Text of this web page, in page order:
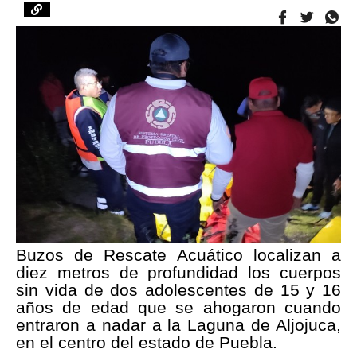
Buzos de Rescate Acuático localizan a
diez metros de profundidad los cuerpos
sin vida de dos adolescentes de 15 y 16
años de edad que se ahogaron cuando
entraron a nadar a la Laguna de Aljojuca,
en el centro del estado de Puebla.